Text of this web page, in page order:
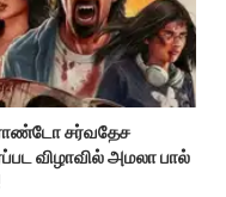
சர்வதேச
விழாவில் அமலா பால்